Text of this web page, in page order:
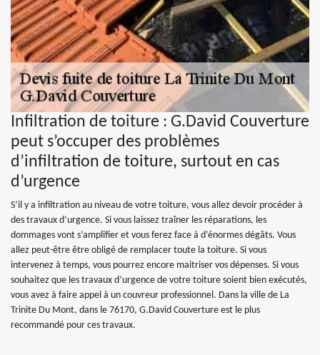
Infiltration de toiture : G.David Couverture
peut s’occuper des problèmes
d’infiltration de toiture, surtout en cas
d’urgence
S’il y a infiltration au niveau de votre toiture, vous allez devoir procéder à
des travaux d’urgence. Si vous laissez traîner les réparations, les
dommages vont s’amplifier et vous ferez face à d’énormes dégâts. Vous
allez peut-être être obligé de remplacer toute la toiture. Si vous
intervenez à temps, vous pourrez encore maitriser vos dépenses. Si vous
souhaitez que les travaux d’urgence de votre toiture soient bien exécutés,
vous avez à faire appel à un couvreur professionnel. Dans la ville de La
Trinite Du Mont, dans le 76170, G.David Couverture est le plus
recommandé pour ces travaux.